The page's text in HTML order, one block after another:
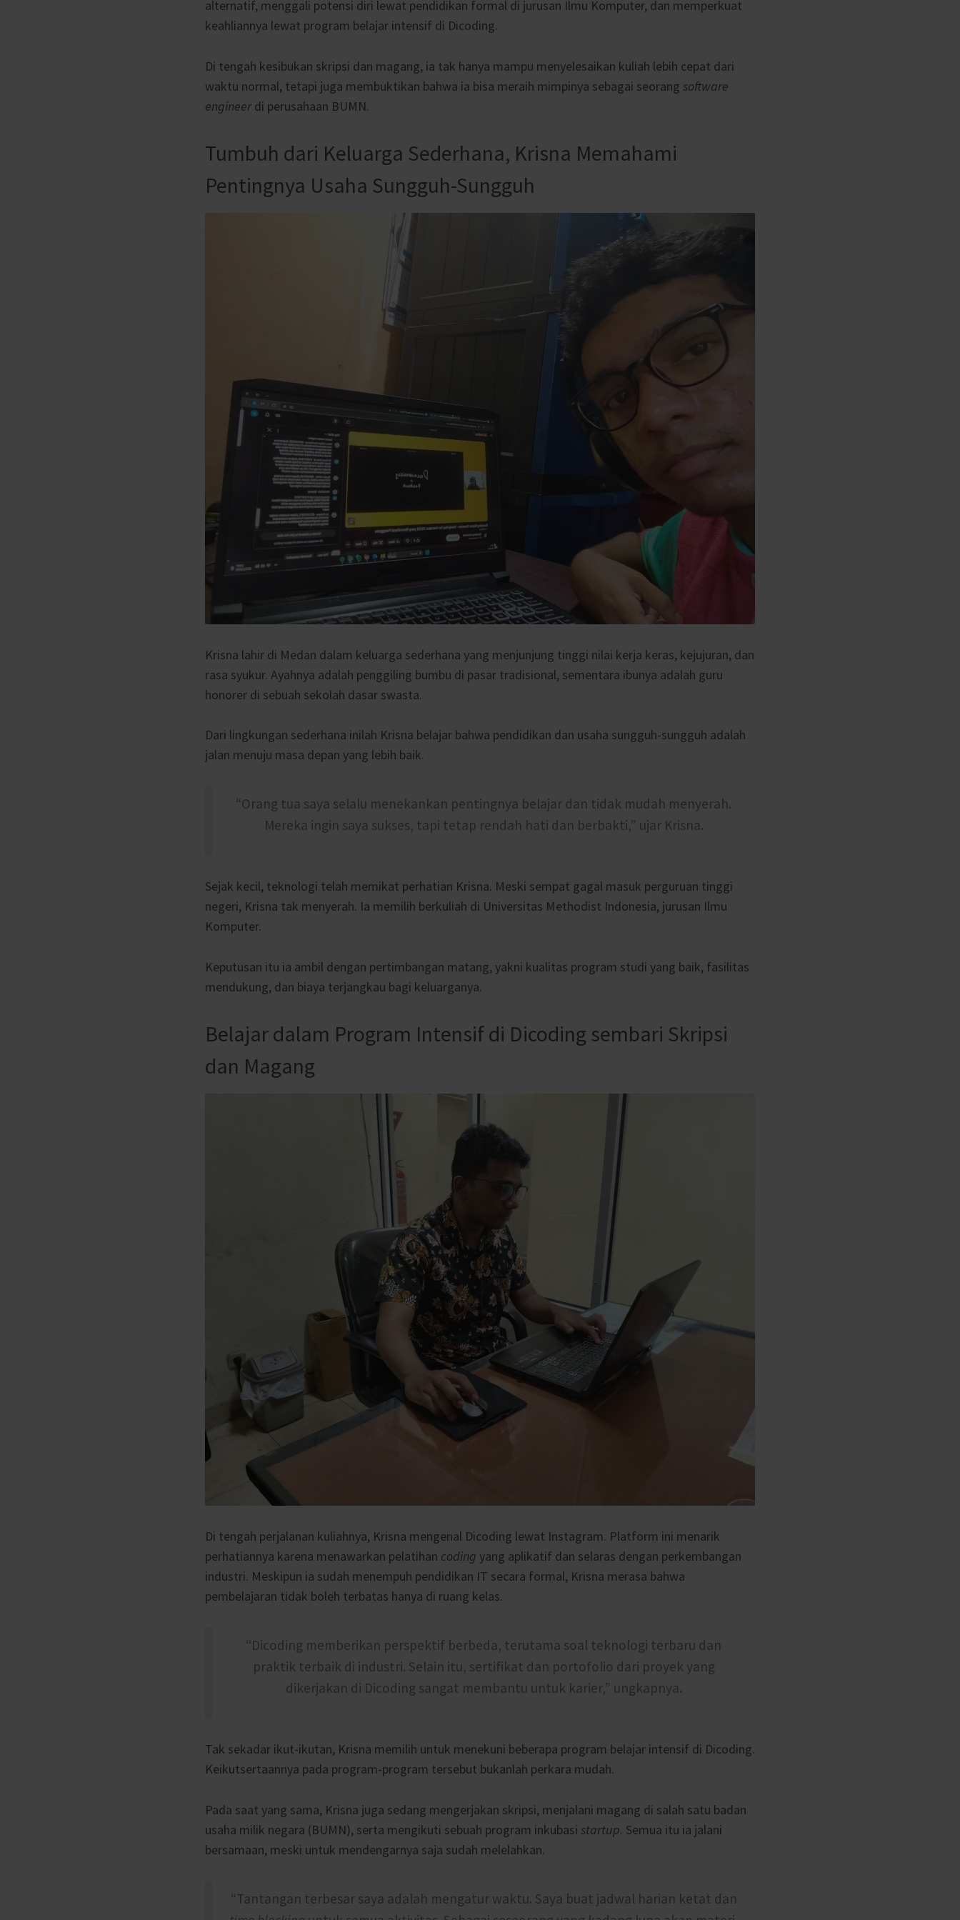
alternatif, menggali potensi diri lewat pendidikan formal di jurusan Ilmu Komputer, dan memperkuat
keahliannya lewat program belajar intensif di Dicoding.
Di tengah kesibukan skripsi dan magang, ia tak hanya mampu menyelesaikan kuliah lebih cepat dari
waktu normal, tetapi juga membuktikan bahwa ia bisa meraih mimpinya sebagai seorang software
engineerdi perusahaan BUMN.
Tumbuh dari Keluarga Sederhana, Krisna Memahami
Pentingnya Usaha Sungguh-Sungguh
Krisna lahir di Medan dalam keluarga sederhana yang menjunjung tinggi nilai kerja keras, kejujuran, dan
rasa syukur. Ayahnya adalah penggiling bumbu di pasar tradisional, sementara ibunya adalah guru
honorer di sebuah sekolah dasar swasta.
Dari lingkungan sederhana inilah Krisna belajar bahwa pendidikan dan usaha sungguh-sungguh adalah
jalan menuju masa depan yang lebih baik.
“Orang tua saya selalu menekankan pentingnya belajar dan tidak mudah menyerah.
Mereka ingin saya sukses, tapi tetap rendah hati dan berbakti,” ujar Krisna.
Sejak kecil, teknologi telah memikat perhatian Krisna. Meski sempat gagal masuk perguruan tinggi
negeri, Krisna tak menyerah. Ia memilih berkuliah di Universitas Methodist Indonesia, jurusan Ilmu
Komputer.
Keputusan itu ia ambil dengan pertimbangan matang, yakni kualitas program studi yang baik, fasilitas
mendukung, dan biaya terjangkau bagi keluarganya.
Belajar dalam Program Intensif di Dicoding sembari Skripsi
dan Magang
Di tengah perjalanan kuliahnya, Krisna mengenal Dicoding lewat Instagram. Platform ini menarik
perhatiannya karena menawarkan pelatihan coding yang aplikatif dan selaras dengan perkembangan
industri. Meskipun ia sudah menempuh pendidikan IT secara formal, Krisna merasa bahwa
pembelajaran tidak boleh terbatas hanya di ruang kelas.
“Dicoding memberikan perspektif berbeda, terutama soal teknologi terbaru dan
praktik terbaik di industri. Selain itu, sertifikat dan portofolio dari proyek yang
dikerjakan di Dicoding sangat membantu untuk karier,” ungkapnya.
Tak sekadar ikut-ikutan, Krisna memilih untuk menekuni beberapa program belajar intensif di Dicoding.
Keikutsertaannya pada program-program tersebut bukanlah perkara mudah.
Pada saat yang sama, Krisna juga sedang mengerjakan skripsi, menjalani magang di salah satu badan
usaha milik negara (BUMN), serta mengikuti sebuah program inkubasi startup. Semua itu ia jalani
bersamaan, meski untuk mendengarnya saja sudah melelahkan.
“Tantangan terbesar saya adalah mengatur waktu. Saya buat jadwal harian ketat dan